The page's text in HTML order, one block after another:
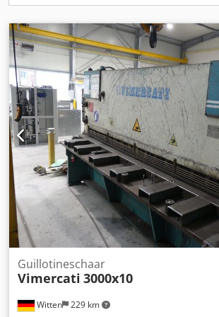
Witten 229 km
Guillotineschaar
Vimercati 3000x10